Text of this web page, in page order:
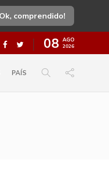
Ok, comprendido!
08 AGO
2026
PAÍS